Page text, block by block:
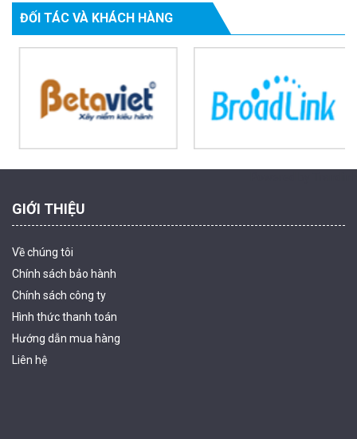
2.060.000 đ 1.469.000 đ
MUA NGAY
1.679.000 đ
ĐỐI TÁC VÀ KHÁCH HÀNG
GIỚI THIỆU
Về chúng tôi
Chính sách bảo hành
Chính sách công ty
Hình thức thanh toán
Hướng dẫn mua hàng
Liên hệ